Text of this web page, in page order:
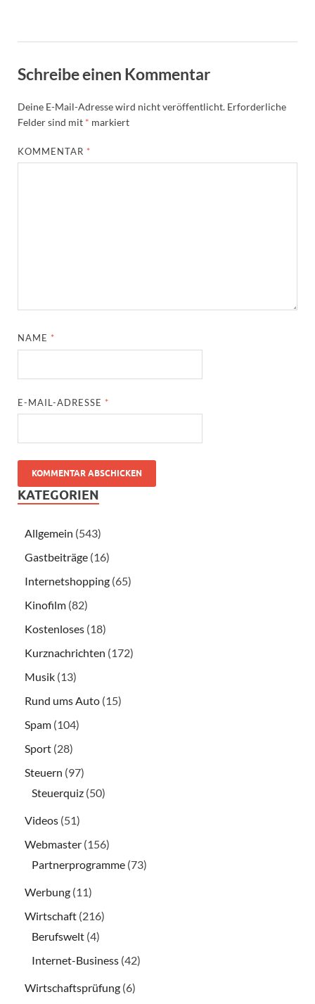
Schreibe einen Kommentar
Deine E-Mail-Adresse wird nicht veröffentlicht. Erforderliche
Felder sind mit * markiert
KOMMENTAR *
NAME *
E-MAIL-ADRESSE *
KATEGORIEN
Allgemein (543)
Gastbeiträge (16)
Internetshopping (65)
Kinofilm (82)
Kostenloses (18)
Kurznachrichten (172)
Musik (13)
Rund ums Auto (15)
Spam (104)
Sport (28)
Steuern (97)
Steuerquiz (50)
Videos (51)
Webmaster (156)
Partnerprogramme (73)
Werbung (11)
Wirtschaft (216)
Berufswelt (4)
Internet-Business (42)
Wirtschaftsprüfung (6)